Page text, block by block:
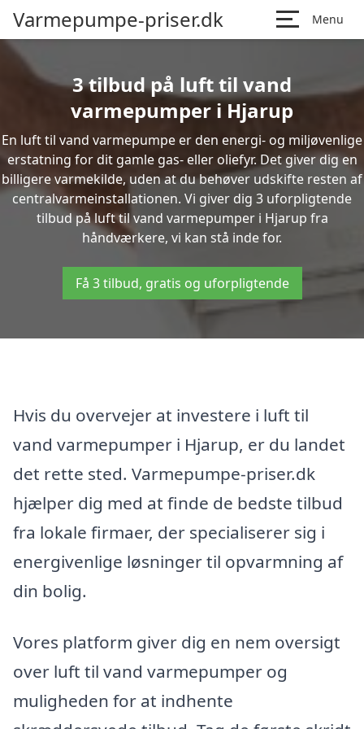
Varmepumpe-priser.dk Menu
3 tilbud på luft til vand
varmepumper i Hjarup
En luft til vand varmepumpe er den energi- og miljøvenlige
erstatning for dit gamle gas- eller oliefyr. Det giver dig en
billigere varmekilde, uden at du behøver udskifte resten af
centralvarmeinstallationen. Vi giver dig 3 uforpligtende
tilbud på luft til vand varmepumper i Hjarup fra
håndværkere, vi kan stå inde for.
Få 3 tilbud, gratis og uforpligtende
Hvis du overvejer at investere i luft til
vand varmepumper i Hjarup, er du landet
det rette sted. Varmepumpe-priser.dk
hjælper dig med at finde de bedste tilbud
fra lokale firmaer, der specialiserer sig i
energivenlige løsninger til opvarmning af
din bolig.
Vores platform giver dig en nem oversigt
over luft til vand varmepumper og
muligheden for at indhente